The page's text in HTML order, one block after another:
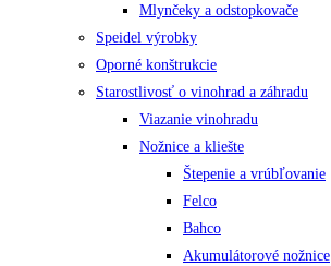
Mlynčeky a odstopkovače
Speidel výrobky
Oporné konštrukcie
Starostlivosť o vinohrad a záhradu
Viazanie vinohradu
Nožnice a kliešte
Štepenie a vrúbľovanie
Felco
Bahco
Akumulátorové nožnice